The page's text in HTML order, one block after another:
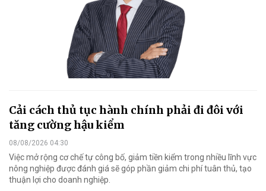
Cải cách thủ tục hành chính phải đi đôi với
tăng cường hậu kiểm
08/08/2026 04:30
Việc mở rộng cơ chế tự công bố, giảm tiền kiểm trong nhiều lĩnh vực
nông nghiệp được đánh giá sẽ góp phần giảm chi phí tuân thủ, tạo
thuận lợi cho doanh nghiệp.